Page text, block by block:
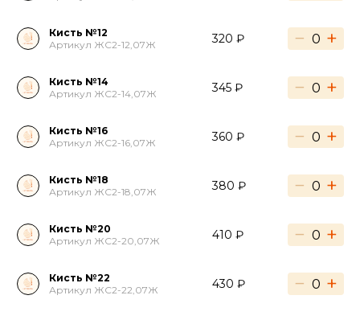
Кисть №12
Артикул ЖС2-12,07Ж
320 ₽ − +
Кисть №14
Артикул ЖС2-14,07Ж
345 ₽ − +
Кисть №16
Артикул ЖС2-16,07Ж
360 ₽ − +
Кисть №18
Артикул ЖС2-18,07Ж
380 ₽ − +
Кисть №20
Артикул ЖС2-20,07Ж
410 ₽ − +
Кисть №22
Артикул ЖС2-22,07Ж
430 ₽ − +